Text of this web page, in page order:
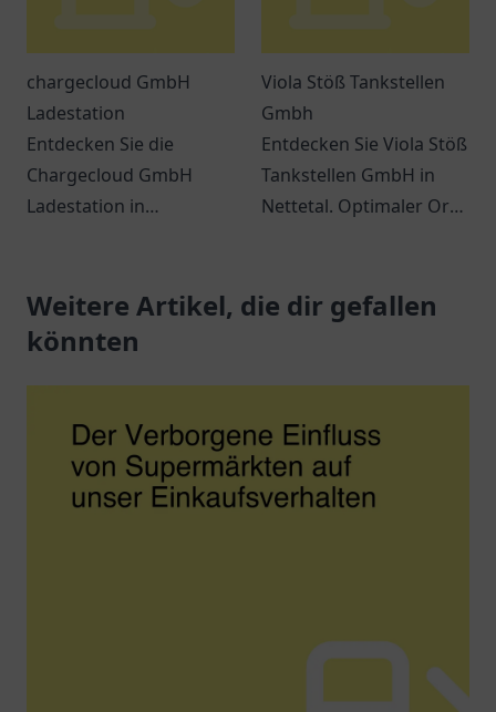
chargecloud GmbH
Ladestation
Entdecken Sie die
Chargecloud GmbH
Ladestation in
zum Laden von
Elektroautos.
Viola Stöß Tankstellen
Gmbh
Entdecken Sie Viola Stöß
Tankstellen GmbH in
Nettetal. Optimaler Ort
angenehmem Ambiente.
Weitere Artikel, die dir gefallen
könnten